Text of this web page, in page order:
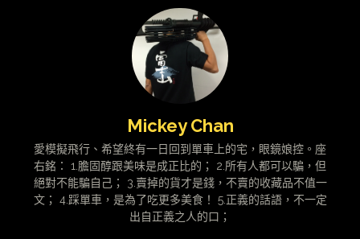
Mickey Chan
愛模擬飛行、希望終有一日回到單車上的宅，眼鏡娘控。座
右銘： 1.膽固醇跟美味是成正比的； 2.所有人都可以騙，但
絕對不能騙自己； 3.賣掉的貨才是錢，不賣的收藏品不值一
文； 4.踩單車，是為了吃更多美食！ 5.正義的話語，不一定
出自正義之人的口；